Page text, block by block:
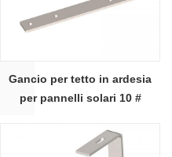
Gancio per tetto in ardesia
per pannelli solari 10 #